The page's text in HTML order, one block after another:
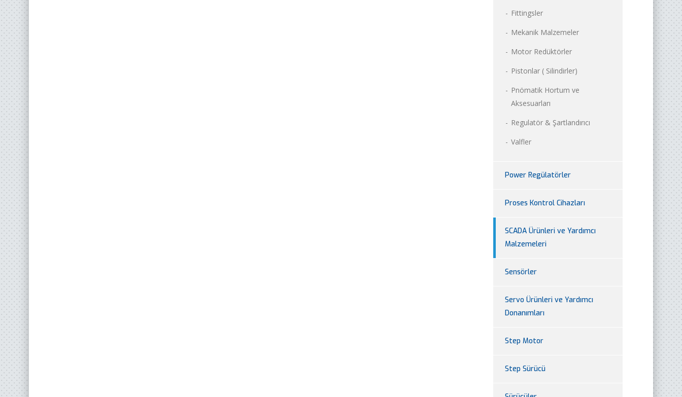
Fittingsler
Mekanik Malzemeler
Motor Redüktörler
Pistonlar ( Silindirler)
Pnömatik Hortum ve
Aksesuarları
Regulatör & Şartlandırıcı
Valfler
Power Regülatörler
Proses Kontrol Cihazları
SCADA Ürünleri ve Yardımcı
Malzemeleri
Sensörler
Servo Ürünleri ve Yardımcı
Donanımları
Step Motor
Step Sürücü